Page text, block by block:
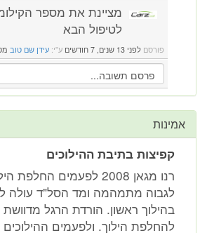
מציינת את מספר
לטיפול הבא
פורסם לפני 13 שנים, 7 חודשים ע"י: עידן שם טוב
אמינות
קפיצות בתיבת ההילוכים
רנו מגאן 2008 לפעמים
בהילוך ראשון. הורדת הרגל
להחלפת הילוך. ולפעמים ההילוכים